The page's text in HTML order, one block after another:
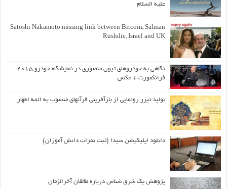
علیه السلام
Satoshi Nakamoto missing link between Bitcoin, Salman
Rushdie, Israel and UK
نگاهی به خودروهای تیون منصوری در نمایشگاه خودرو ۲۰۱۵
فرانکفورت + عکس
تولید تیزر رونمایی از بازآفرینی قرآنهای منسوب به ائمه اطهار
دانلود اپلیکیشن سیدا (ثبت نمرات دانش آموزان)
پژوهش یک شرق شناس درباره طالقان آخرالزمان